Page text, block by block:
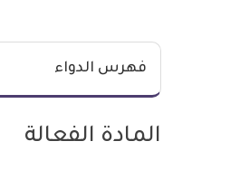
فهرس الدواء
المادة الفعالة